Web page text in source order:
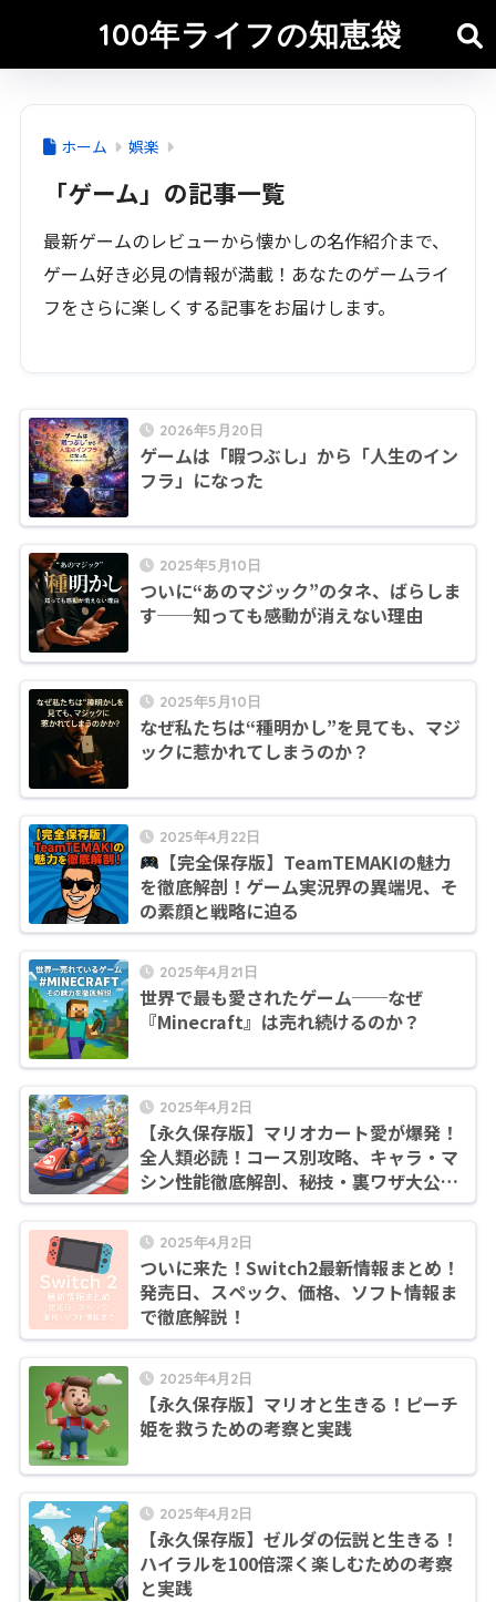
100年ライフの知恵袋
ホーム 娯楽
「ゲーム」の記事一覧
最新ゲームのレビューから懐かしの名作紹介まで、
ゲーム好き必見の情報が満載！あなたのゲームライ
フをさらに楽しくする記事をお届けします。
2026年5月20日
ゲームは「暇つぶし」から「人生のイン
フラ」になった
2025年5月10日
ついに“あのマジック”のタネ、ばらしま
す──知っても感動が消えない理由
2025年5月10日
なぜ私たちは“種明かし”を見ても、マジ
ックに惹かれてしまうのか？
2025年4月22日
【完全保存版】TeamTEMAKIの魅力
を徹底解剖！ゲーム実況界の異端児、そ
の素顔と戦略に迫る
2025年4月21日
世界で最も愛されたゲーム──なぜ
『Minecraft』は売れ続けるのか？
2025年4月2日
【永久保存版】マリオカート愛が爆発！
全人類必読！コース別攻略、キャラ・マ
シン性能徹底解剖、秘技・裏ワザ大公
開！これでキミもマリオカートの虜！
2025年4月2日
ついに来た！Switch2最新情報まとめ！
発売日、スペック、価格、ソフト情報ま
で徹底解説！
2025年4月2日
【永久保存版】マリオと生きる！ピーチ
姫を救うための考察と実践
2025年4月2日
【永久保存版】ゼルダの伝説と生きる！
ハイラルを100倍深く楽しむための考察
と実践